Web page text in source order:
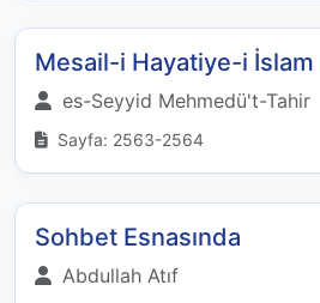
Mesail-i Hayatiye-i İslam
es-Seyyid Mehmedü't-Tahir
Sayfa: 2563-2564
Sohbet Esnasında
Abdullah Atıf